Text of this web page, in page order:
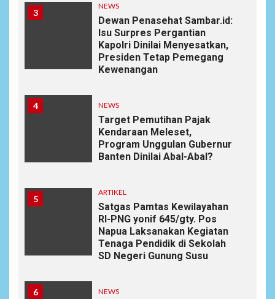
3
NEWS
Dewan Penasehat Sambar.id:
Isu Surpres Pergantian
Kapolri Dinilai Menyesatkan,
Presiden Tetap Pemegang
Kewenangan
4 NEWS
Target Pemutihan Pajak
Kendaraan Meleset,
Program Unggulan Gubernur
Banten Dinilai Abal-Abal?
5
ARTIKEL
Satgas Pamtas Kewilayahan
RI-PNG yonif 645/gty. Pos
Napua Laksanakan Kegiatan
Tenaga Pendidik di Sekolah
SD Negeri Gunung Susu
6 NEWS